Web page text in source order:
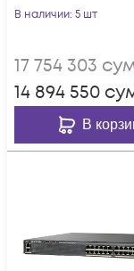
В наличии: 5 шт
17 754 303
14 894 550
В